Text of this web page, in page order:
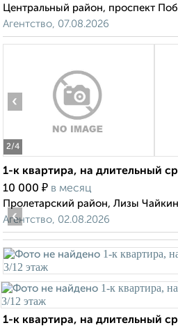
Центральный район, проспект
Агентство, 07.08.2026
2/4
‹
1-к квартира, на длительный
10 000 ₽ в месяц
Пролетарский район, Лизы
Агентство, 02.08.2026
‹
1-к квартира, на длительный